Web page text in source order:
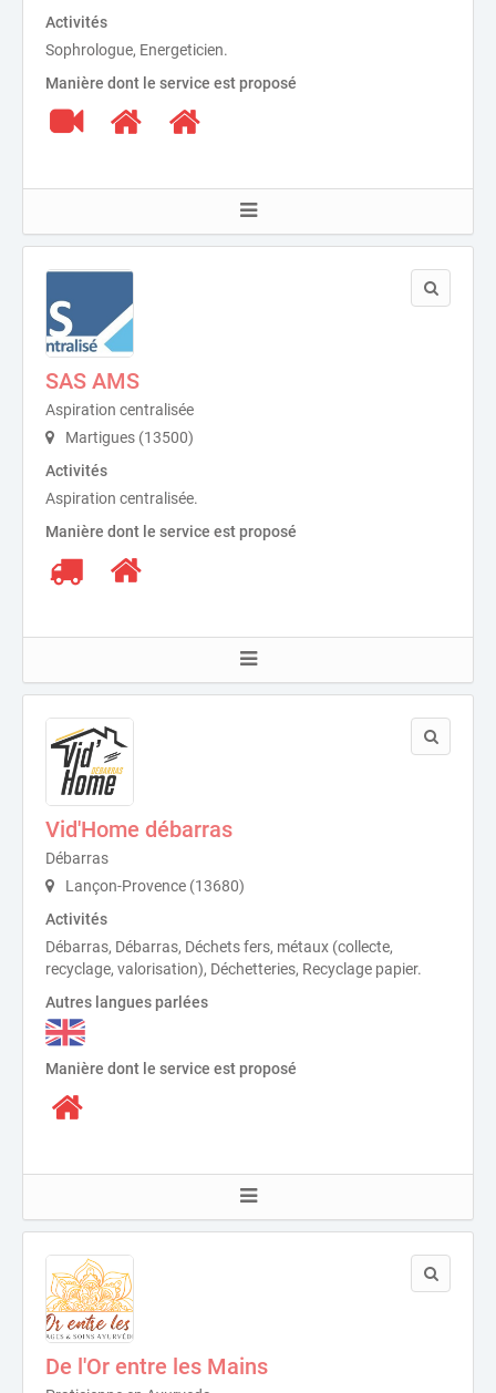
Activités
Sophrologue, Energeticien.
Manière dont le service est proposé
SAS AMS
Aspiration centralisée
Martigues (13500)
Activités
Aspiration centralisée.
Manière dont le service est proposé
Vid'Home débarras
Débarras
Lançon-Provence (13680)
Activités
Débarras, Débarras, Déchets fers, métaux (collecte,
recyclage, valorisation), Déchetteries, Recyclage papier.
Autres langues parlées
Manière dont le service est proposé
De l'Or entre les Mains